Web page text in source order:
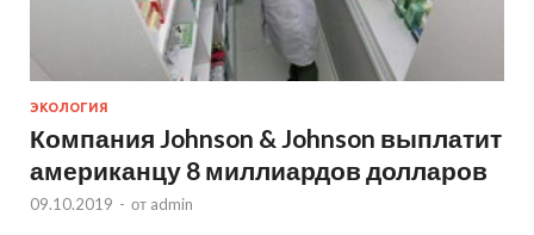
ЭКОЛОГИЯ
Компания Johnson & Johnson выплатит
американцу 8 миллиардов долларов
09.10.2019 - от admin